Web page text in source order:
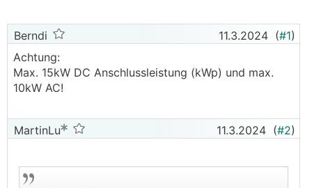
Berndi 11.3.2024 (#1)
Achtung:
Max. 15kW DC Anschlussleistung (kWp) und max.
10kW AC!
MartinLu 11.3.2024 (#2)